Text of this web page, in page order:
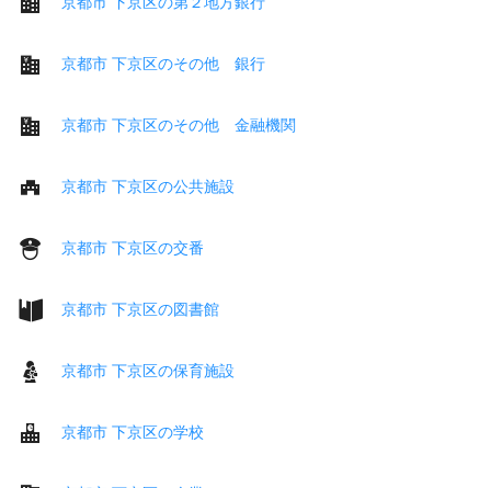
京都市 下京区のその他 銀行
京都市 下京区のその他 金融機関
京都市 下京区の公共施設
京都市 下京区の交番
京都市 下京区の図書館
京都市 下京区の保育施設
京都市 下京区の学校